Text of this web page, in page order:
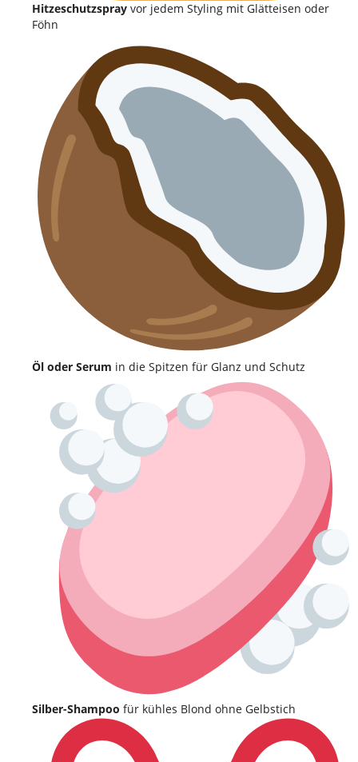
Hitzeschutzspray vor jedem Styling mit Glätteisen oder
Föhn
Öl oder Serum in die Spitzen für Glanz und Schutz
Silber-Shampoo für kühles Blond ohne Gelbstich